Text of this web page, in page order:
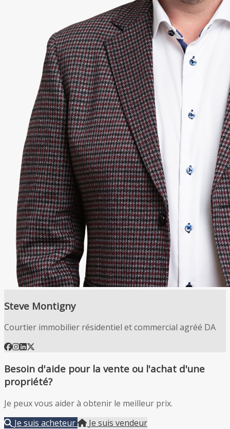
Steve Montigny
Courtier immobilier résidentiel et commercial agréé DA
Besoin d'aide pour la vente ou l'achat d'une
propriété?
Je peux vous aider à obtenir le meilleur prix.
Je suis acheteur
Je suis vendeur